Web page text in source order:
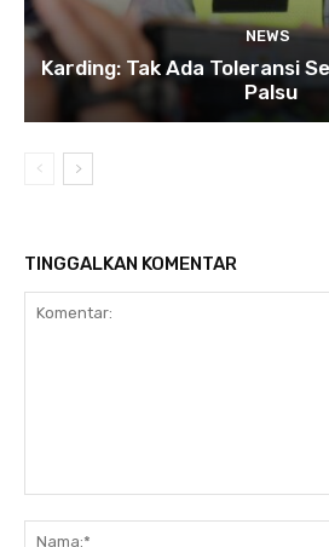
NEWS
Karding: Tak Ada Toleransi
Palsu
TINGGALKAN KOMENTAR